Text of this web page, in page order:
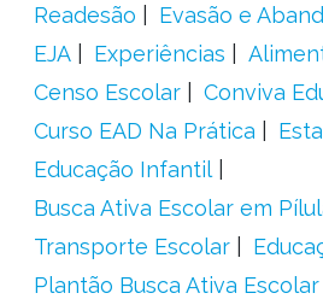
Readesão
Evasão e
EJA
Experiências
Censo Escolar
Conviva
Curso EAD Na Prática
Educação Infantil
Busca Ativa Escolar em
Transporte Escolar
Plantão Busca Ativa Escolar